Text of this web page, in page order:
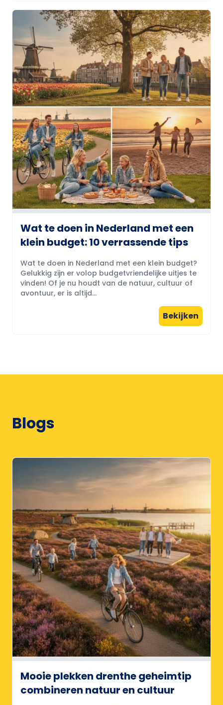
Wat te doen in Nederland met een
klein budget: 10 verrassende tips
Wat te doen in Nederland met een klein budget?
Gelukkig zijn er volop budgetvriendelijke uitjes te
vinden! Of je nu houdt van de natuur, cultuur of
avontuur, er is altijd...
Bekijken
Blogs
Mooie plekken drenthe geheimtip
combineren natuur en cultuur